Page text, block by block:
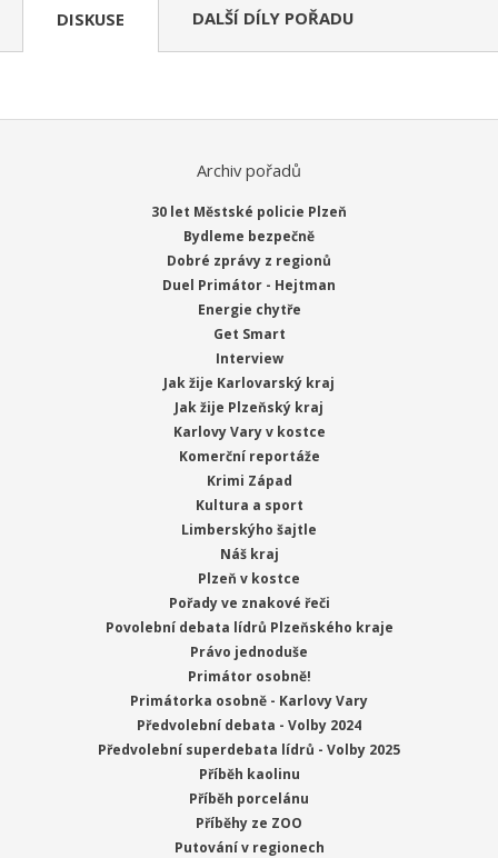
DISKUSE DALŠÍ DÍLY POŘADU
Archiv pořadů
30 let Městské policie Plzeň
Bydleme bezpečně
Dobré zprávy z regionů
Duel Primátor - Hejtman
Energie chytře
Get Smart
Interview
Jak žije Karlovarský kraj
Jak žije Plzeňský kraj
Karlovy Vary v kostce
Komerční reportáže
Krimi Západ
Kultura a sport
Limberskýho šajtle
Náš kraj
Plzeň v kostce
Pořady ve znakové řeči
Povolební debata lídrů Plzeňského kraje
Právo jednoduše
Primátor osobně!
Primátorka osobně - Karlovy Vary
Předvolební debata - Volby 2024
Předvolební superdebata lídrů - Volby 2025
Příběh kaolinu
Příběh porcelánu
Příběhy ze ZOO
Putování v regionech